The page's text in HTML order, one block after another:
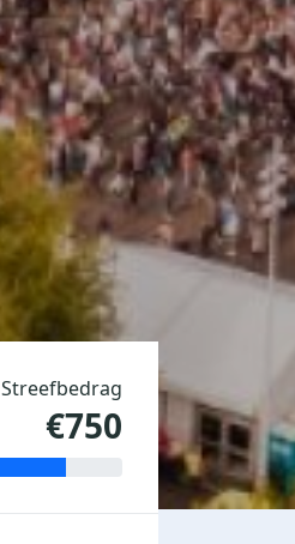
Streefbedrag
€750